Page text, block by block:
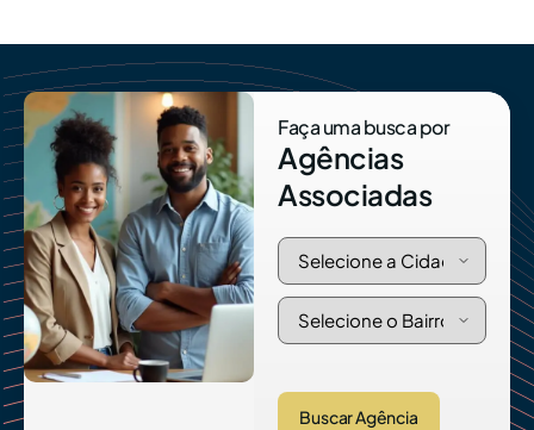
Faça uma busca por
Agências
Associadas
Buscar Agência